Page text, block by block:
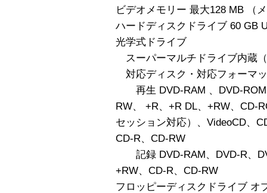
ビデオメモリー 最大128 MB （
ハードディスクドライブ 60 GB
光学式ドライブ
スーパーマルチドライブ内蔵
対応ディスク・対応フォーマ
再生 DVD-RAM 、DVD-ROM
RW、 +R、+R DL、+RW、CD-
セッション対応）、VideoCD、
CD-R、CD-RW
記録 DVD-RAM、DVD-R、
+RW、CD-R、CD-RW
フロッピーディスクドライブ オ